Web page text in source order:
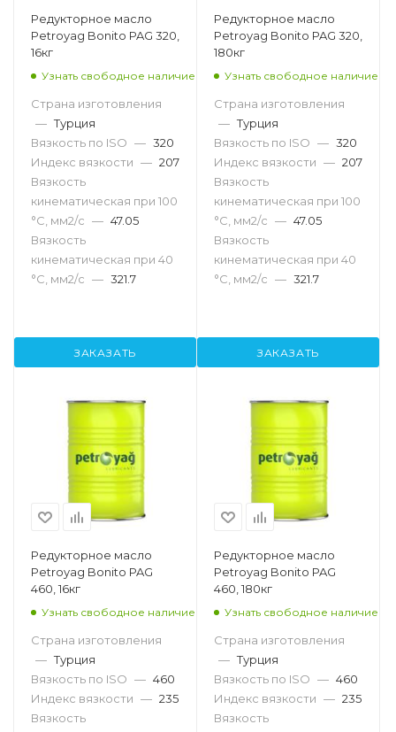
Редукторное масло
Petroyag Bonito PAG 320,
16кг
Узнать свободное наличие
Страна изготовления
— Турция
Вязкость по ISO — 320
Индекс вязкости — 207
Вязкость
кинематическая при 100
°С, мм2/с — 47.05
Вязкость
кинематическая при 40
°С, мм2/с — 321.7
ЗАКАЗАТЬ
Редукторное масло
Petroyag Bonito PAG 320,
180кг
Узнать свободное наличие
Страна изготовления
— Турция
Вязкость по ISO — 320
Индекс вязкости — 207
Вязкость
кинематическая при 100
°С, мм2/с — 47.05
Вязкость
кинематическая при 40
°С, мм2/с — 321.7
ЗАКАЗАТЬ
Редукторное масло
Petroyag Bonito PAG
460, 16кг
Узнать свободное наличие
Страна изготовления
— Турция
Вязкость по ISO — 460
Индекс вязкости — 235
Вязкость
Редукторное масло
Petroyag Bonito PAG
460, 180кг
Узнать свободное наличие
Страна изготовления
— Турция
Вязкость по ISO — 460
Индекс вязкости — 235
Вязкость